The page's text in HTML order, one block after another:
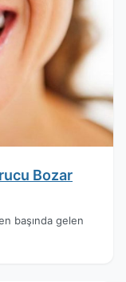
Bozar
başında gelen